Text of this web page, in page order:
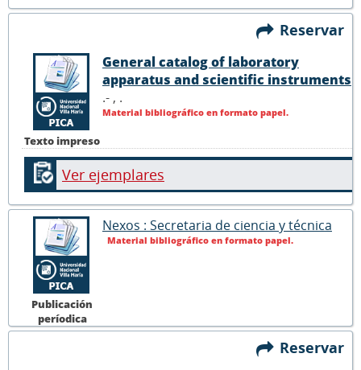
Reservar
Texto impreso
General catalog of laboratory
apparatus and scientific instruments
.- , .
Material bibliográfico en formato papel.
Ver ejemplares
Publicación
períodica
Nexos : Secretaria de ciencia y técnica
Material bibliográfico en formato papel.
Reservar